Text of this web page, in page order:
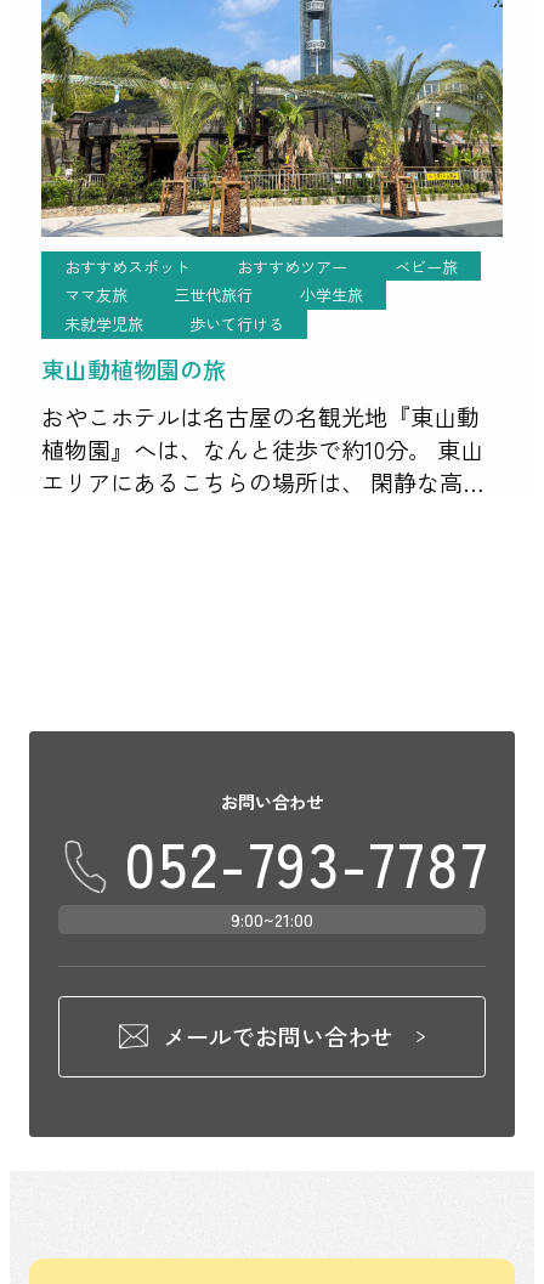
おすすめスポット おすすめツアー
ベビー旅
ママ友旅
三世代旅行
小学生旅
未就学児旅
歩いて行ける
東山動植物園の旅
おやこホテルは名古屋の名観光地『東山動
植物園』へは、なんと徒歩で約10分。 東山
エリアにあるこちらの場所は、 閑静な高級
お問い合わせ
052-793-7787
9:00~21:00
メールでお問い合わせ